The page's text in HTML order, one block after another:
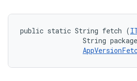
public static String fetch (
String